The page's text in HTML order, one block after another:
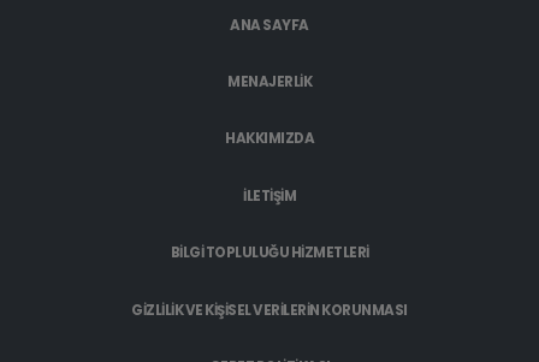
ANA SAYFA
MENAJERLIK
HAKKIMIZDA
İLETIŞIM
BILGI TOPLULUĞU HIZMETLERI
GIZLILIK VE KIŞISEL VERILERIN KORUNMASI